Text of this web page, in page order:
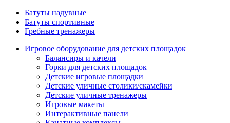
Батуты надувные
Батуты спортивные
Гребные тренажеры
Игровое оборудование для детских площадок
Балансиры и качели
Горки для детских площадок
Детские игровые площадки
Детские уличные столики/скамейки
Детские уличные тренажеры
Игровые макеты
Интерактивные панели